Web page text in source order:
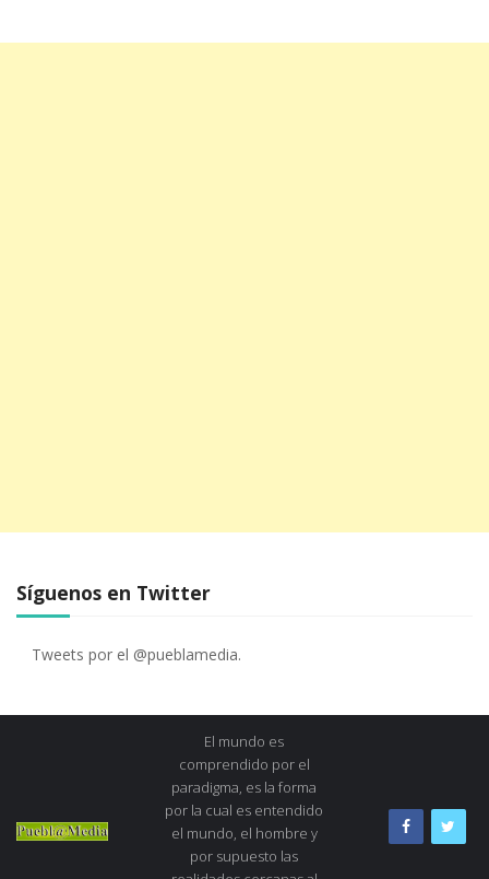
Síguenos en Twitter
Tweets por el @pueblamedia.
El mundo es
comprendido por el
paradigma, es la forma
por la cual es entendido
el mundo, el hombre y
por supuesto las